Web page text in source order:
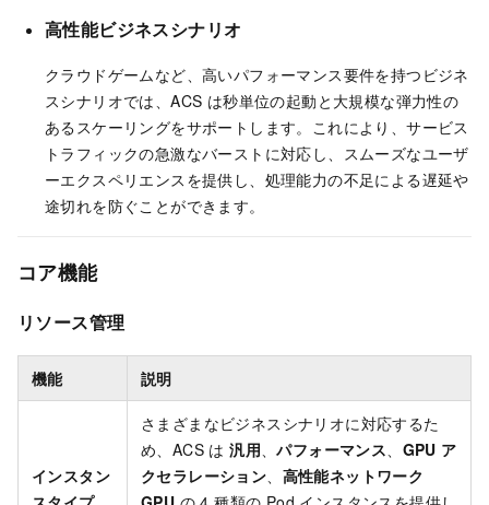
高性能ビジネスシナリオ
クラウドゲームなど、高いパフォーマンス要件を持つビジネ
スシナリオでは、ACS は秒単位の起動と大規模な弾力性の
あるスケーリングをサポートします。これにより、サービス
トラフィックの急激なバーストに対応し、スムーズなユーザ
ーエクスペリエンスを提供し、処理能力の不足による遅延や
途切れを防ぐことができます。
コア機能
リソース管理
機能 説明
インスタン
さまざまなビジネスシナリオに対応するた
め、ACS は汎用、パフォーマンス、 GPU ア
クセラレーション、 高性能ネットワーク